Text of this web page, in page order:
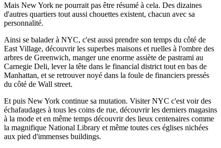
Mais New York ne pourrait pas être résumé à cela. Des dizaines
d'autres quartiers tout aussi chouettes existent, chacun avec sa
personnalité.
Ainsi se balader à NYC, c'est aussi prendre son temps du côté de
East Village, découvrir les superbes maisons et ruelles à l'ombre des
arbres de Greenwich, manger une enorme assiète de pastrami au
Carnegie Deli, lever la tête dans le financial district tout en bas de
Manhattan, et se retrouver noyé dans la foule de financiers pressés
du côté de Wall street.
Et puis New York continue sa mutation. Visiter NYC c'est voir des
échafaudages à tous les coins de rue, découvrir les derniers magasins
à la mode et en même temps découvrir des lieux centenaires comme
la magnifique National Library et même toutes ces églises nichées
aux pied d'immenses buildings.